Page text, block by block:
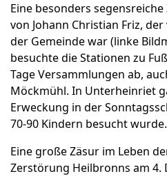
Eine besonders
von Johann Christian Friz,
der Gemeinde war (linke
besuchte die Stationen zu
Tage Versammlungen ab,
Möckmühl. In Unterheinriet
Erweckung in der
70-90 Kindern besucht wurde.
Eine große Zäsur im Leben
Zerstörung Heilbronns am 4.